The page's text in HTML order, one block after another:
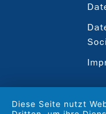
Diese Seite nutzt